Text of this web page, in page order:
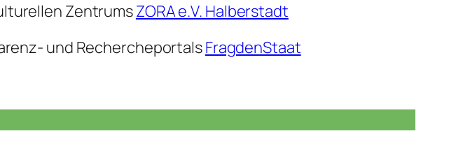
ZentrumsZORA e.V. Halberstadt
und RechercheportalsFragdenStaat